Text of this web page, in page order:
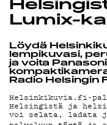
Lumix-
Löydä
lempikuvasi,
ja voita
Radio Helsingin
Helsinkikuvia.fi-
Helsingistä ja
voi selata, ladata